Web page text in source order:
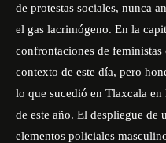
de protestas sociales, nunca
el gas lacrimógeno. En la
confrontaciones de
contexto de este día, pero
lo que sucedió en Tlaxcala
de este año. El despliegue de
elementos policiales